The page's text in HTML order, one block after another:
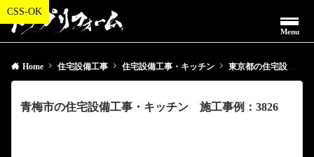
Menu
Home 住宅設備工事 住宅設備工事・キッチン 東京都の住宅設備工事・キッチン
青梅市の住宅設備工事・キッチン 施工事例：3826